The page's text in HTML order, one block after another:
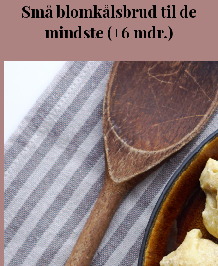
Små blomkålsbrud til de
mindste (+6 mdr.)